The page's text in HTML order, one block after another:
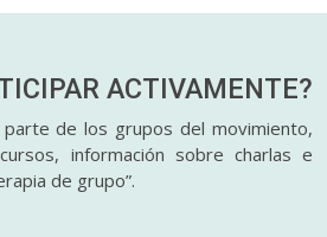
ACTIVAMENTE?
de los grupos del movimiento,
información sobre charlas e
de grupo”.